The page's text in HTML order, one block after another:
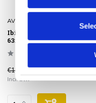
AVH-Collectie
Ibiza XL voetenbank
63x55xH43 cm antraciet
€199,00 €149,00
Incl. btw